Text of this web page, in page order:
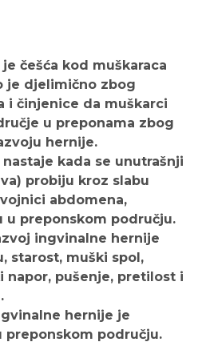
češća kod muškaraca
je djelimično zbog
i činjenice da muškarci
u preponama zbog
hernije.
kada se unutrašnji
probiju kroz slabu
abdomena,
u preponskom području.
ingvinalne hernije
starost, muški spol,
napor, pušenje, pretilost i
hernije je
preponskom području.